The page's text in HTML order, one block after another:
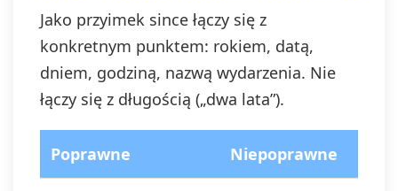
Jako przyimek since łączy się z
konkretnym punktem: rokiem, datą,
dniem, godziną, nazwą wydarzenia. Nie
łączy się z długością („dwa lata”).
Poprawne Niepoprawne